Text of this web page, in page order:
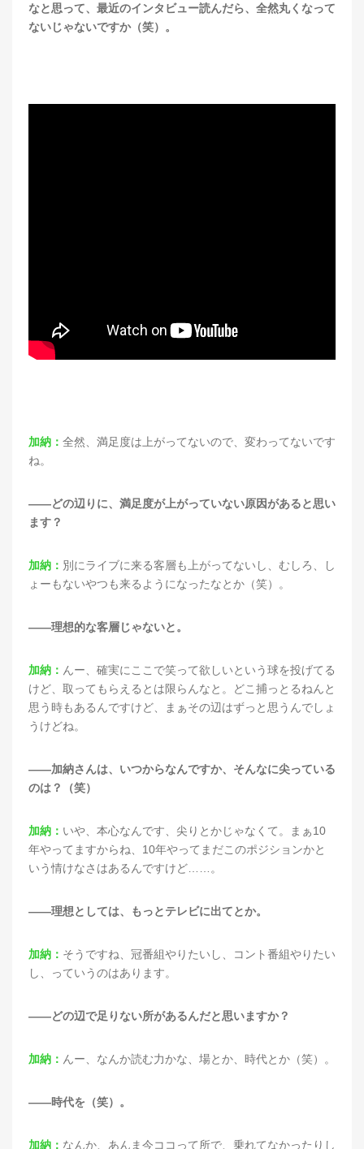
なと思って、最近のインタビュー読んだら、全然丸くなって
ないじゃないですか（笑）。
加納： 全然、満足度は上がってないので、変わってないです
ね。
——どの辺りに、満足度が上がっていない原因があると思い
ます？
加納： 別にライブに来る客層も上がってないし、むしろ、し
ょーもないやつも来るようになったなとか（笑）。
——理想的な客層じゃないと。
加納： んー、確実にここで笑って欲しいという球を投げてる
けど、取ってもらえるとは限らんなと。どこ捕っとるねんと
思う時もあるんですけど、まぁその辺はずっと思うんでしょ
うけどね。
——加納さんは、いつからなんですか、そんなに尖っている
のは？（笑）
加納： いや、本心なんです、尖りとかじゃなくて。まぁ10
年やってますからね、10年やってまだこのポジションかと
いう情けなさはあるんですけど……。
——理想としては、もっとテレビに出てとか。
加納： そうですね、冠番組やりたいし、コント番組やりたい
し、っていうのはあります。
——どの辺で足りない所があるんだと思いますか？
加納： んー、なんか読む力かな、場とか、時代とか（笑）。
——時代を（笑）。
加納： なんか、あんま今ココって所で、乗れてなかったりし